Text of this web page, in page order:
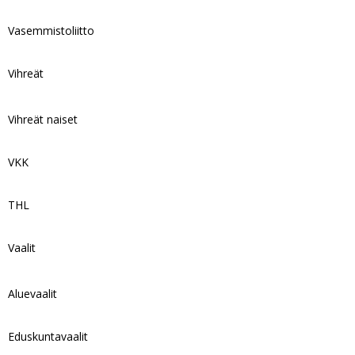
Vasemmistoliitto
Vihreät
Vihreät naiset
VKK
THL
Vaalit
Aluevaalit
Eduskuntavaalit